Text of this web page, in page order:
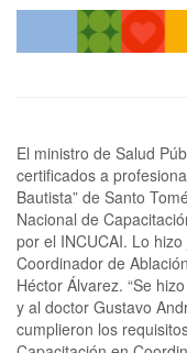
El ministro de Salud
certificados a
Bautista” de Santo
Nacional de
por el INCUCAI. Lo
Coordinador de
Héctor Álvarez. “Se
y al doctor Gustavo
cumplieron los